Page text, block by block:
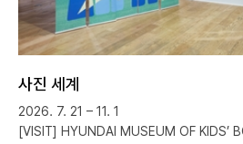
사진 세계
2026. 7. 21 – 11. 1
[VISIT] HYUNDAI MUSEUM OF KIDS’